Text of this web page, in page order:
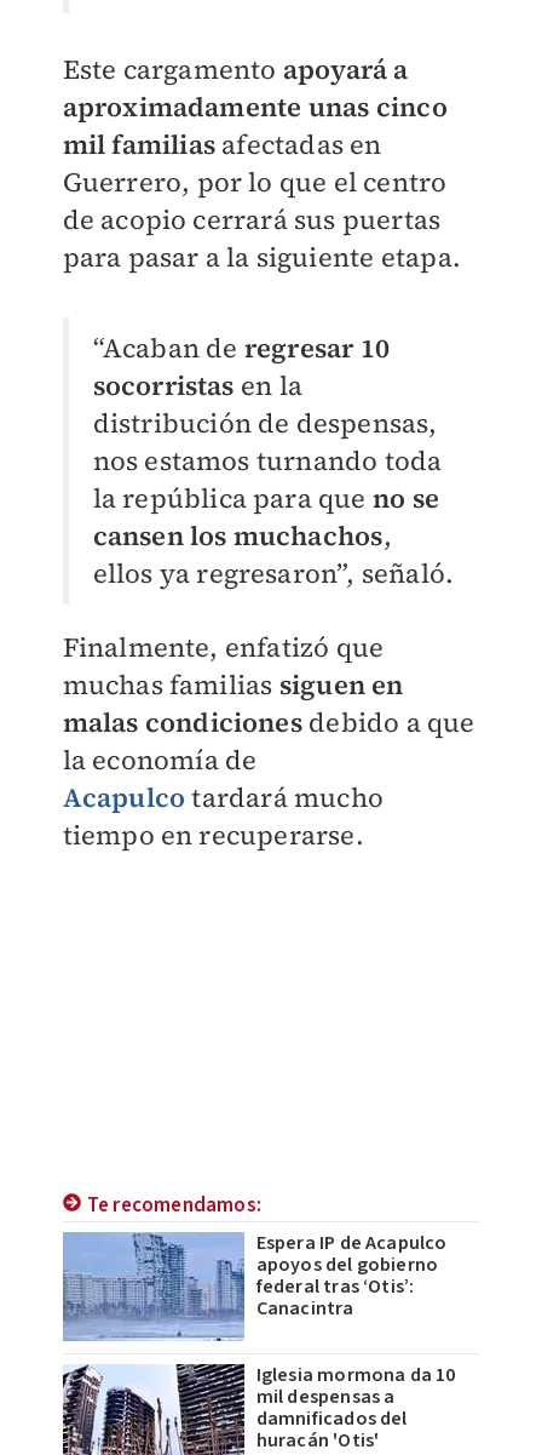
Este cargamento apoyará a
aproximadamente unas cinco
mil familiasafectadas en
Guerrero, por lo que el centro
de acopio cerrará sus puertas
para pasar a la siguiente etapa.
“Acaban de regresar 10
socorristas en la
distribución de despensas,
nos estamos turnando toda
la república para que no se
cansen los muchachos,
ellos ya regresaron”, señaló.
Finalmente, enfatizó que
muchas familias siguen en
malas condicionesdebido a que
la economía de
Acapulco tardará mucho
tiempo en recuperarse.
Te recomendamos:
Espera IP de Acapulco
apoyos del gobierno
federal tras ‘Otis’:
Canacintra
Iglesia mormona da 10
mil despensas a
damnificados del
huracán 'Otis'